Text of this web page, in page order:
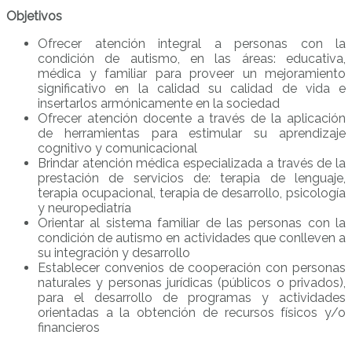
Objetivos
Ofrecer atención integral a personas con la
condición de autismo, en las áreas: educativa,
médica y familiar para proveer un mejoramiento
significativo en la calidad su calidad de vida e
insertarlos armónicamente en la sociedad
Ofrecer atención docente a través de la aplicación
de herramientas para estimular su aprendizaje
cognitivo y comunicacional
Brindar atención médica especializada a través de la
prestación de servicios de: terapia de lenguaje,
terapia ocupacional, terapia de desarrollo, psicología
y neuropediatría
Orientar al sistema familiar de las personas con la
condición de autismo en actividades que conlleven a
su integración y desarrollo
Establecer convenios de cooperación con personas
naturales y personas jurídicas (públicos o privados),
para el desarrollo de programas y actividades
orientadas a la obtención de recursos físicos y/o
financieros